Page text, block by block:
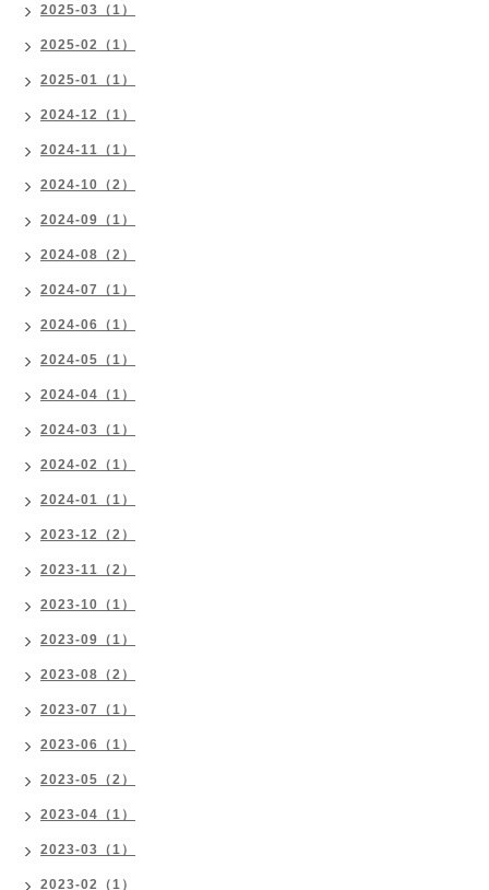
2025-03（1）
2025-02（1）
2025-01（1）
2024-12（1）
2024-11（1）
2024-10（2）
2024-09（1）
2024-08（2）
2024-07（1）
2024-06（1）
2024-05（1）
2024-04（1）
2024-03（1）
2024-02（1）
2024-01（1）
2023-12（2）
2023-11（2）
2023-10（1）
2023-09（1）
2023-08（2）
2023-07（1）
2023-06（1）
2023-05（2）
2023-04（1）
2023-03（1）
2023-02（1）